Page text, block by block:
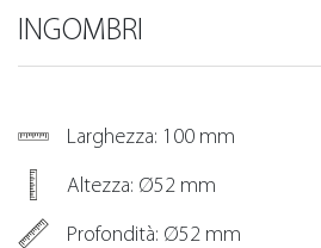
INGOMBRI
Larghezza: 100 mm
Altezza: Ø52 mm
Profondità: Ø52 mm